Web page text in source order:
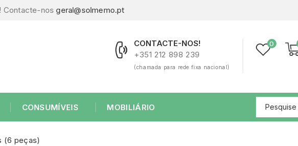
Contacte-nosgeral@solmemo.pt
0
CONTACTE-NOS!
+351 212 898 239
(chamada para rede fixa nacional)
CONSUMÍVEIS MOBILIÁRIO
(6 peças)